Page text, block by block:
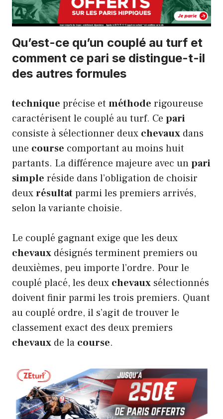
Qu’est-ce qu’un couplé au turf et
comment ce pari se distingue-t-il
des autres formules
technique précise et méthode rigoureuse
caractérisent le couplé au turf. Ce pari
consiste à sélectionner deux chevaux dans
une course comportant au moins huit
partants. La différence majeure avec unpari
simple réside dans l’obligation de choisir
deuxrésultatparmi les premiers arrivés,
selon la variante choisie.
Le couplé gagnant exige que les deux
chevaux désignés terminent premiers ou
deuxièmes, peu importe l’ordre. Pour le
couplé placé, les deux chevaux sélectionnés
doivent finir parmi les trois premiers. Quant
au couplé ordre, il s’agit de trouver le
classement exact des deux premiers
chevaux de la course.